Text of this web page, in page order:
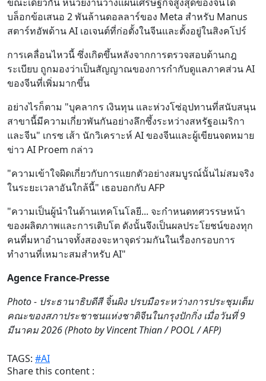
บล็อกข้อเสนอ 2 พันล้านดอลลาร์ของ Meta สำหรับ Manus
สตาร์ทอัพด้าน AI เอเจนต์ที่ก่อตั้งในจีนและตั้งอยู่ในสิงคโปร์
การเคลื่อนไหวนี้ ซึ่งเกิดขึ้นหลังจากการตรวจสอบด้านกฎ
ระเบียบ ถูกมองว่าเป็นสัญญาณของการกำกับดูแลภาคส่วน AI
ของจีนที่เพิ่มมากขึ้น
อย่างไรก็ตาม "บุคลากร เงินทุน และห่วงโซ่อุปทานที่สนับสนุน
สาขานี้มีความเกี่ยวพันกันอย่างลึกซึ้งระหว่างสหรัฐอเมริกา
และจีน" เกรซ เส้า นักวิเคราะห์ AI ของจีนและผู้เขียนจดหมาย
ข่าว AI Proem กล่าว
"ความเข้าใจผิดเกี่ยวกับการแยกตัวอย่างสมบูรณ์นั้นไม่สมจริง
ในระยะเวลาอันใกล้นี้" เธอบอกกับ AFP
"ความเป็นผู้นำในด้านเทคโนโลยี... จะกำหนดทศวรรษหน้า
ของผลิตภาพและการเติบโต ดังนั้นจึงเป็นผลประโยชน์ของทุก
คนที่มหาอำนาจทั้งสองจะหาจุดร่วมกันในเรื่องกรอบการ
ทำงานที่เหมาะสมสำหรับ AI"
Agence France-Presse
Photo - ประธานาธิบดีสี จิ้นผิง ปรบมือระหว่างการประชุมเต็ม
คณะของสภาประชาชนแห่งชาติจีนในกรุงปักกิ่ง เมื่อวันที่ 9
มีนาคม 2026 (Photo by Vincent Thian / POOL / AFP)
TAGS: #AI
Share this content :